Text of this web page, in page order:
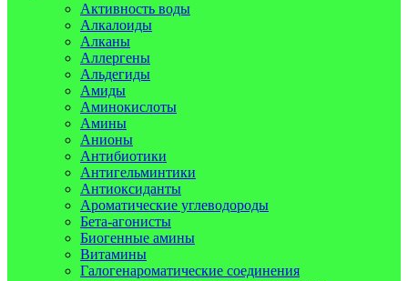
Активность воды
Алкалоиды
Алканы
Аллергены
Альдегиды
Амиды
Аминокислоты
Амины
Анионы
Антибиотики
Антигельминтики
Антиоксиданты
Ароматические углеводороды
Бета-агонисты
Биогенные амины
Витамины
Галогенароматические соединения